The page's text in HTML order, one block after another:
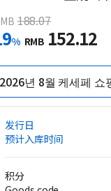
188.07
% RMB 152.12
2026년 8월 케세페 쇼
发行日
预计入库时间
积分